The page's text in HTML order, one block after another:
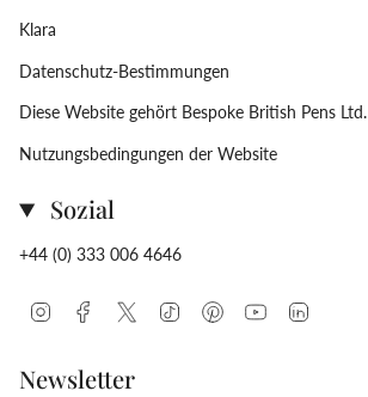
Klara
Datenschutz-Bestimmungen
Diese Website gehört Bespoke British Pens Ltd.
Nutzungsbedingungen der Website
Sozial
+44 (0) 333 006 4646
InstagramFacebookTwitter TikTok PinterestYouTube
Newsletter